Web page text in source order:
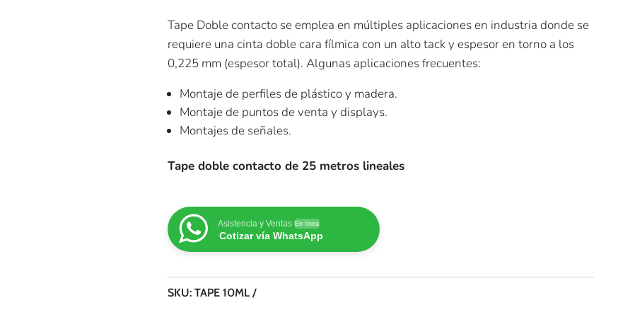
Tape Doble contacto se emplea en múltiples aplicaciones en industria donde se
requiere una cinta doble cara fílmica con un alto tack y espesor en torno a los
0,225 mm (espesor total). Algunas aplicaciones frecuentes:
Montaje de perfiles de plástico y madera.
Montaje de puntos de venta y displays.
Montajes de señales.
Tape doble contacto de 25 metros lineales
Asistencia y Ventas En línea
Cotizar vía WhatsApp
SKU:TAPE 10ML